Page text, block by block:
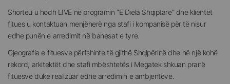
Shorteu u hodh LIVE në programin “E Diela Shqiptare” dhe klientët
fitues u kontaktuan menjëherë nga stafi i kompanisë për të nisur
edhe punën e arredimit në banesat e tyre.
Gjeografia e fituesve përfshinte të gjithë Shqipërinë dhe në një kohë
rekord, arkitektët dhe stafi mbështetës i Megatek shkuan pranë
fituesve duke realizuar edhe arredimin e ambjenteve.